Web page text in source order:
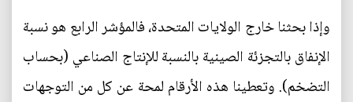
وإذا بحثنا خارج الولايات المتحدة، فالمؤشر الرابع هو نسبة
الإنفاق بالتجزئة الصينية بالنسبة للإنتاج الصناعي (بحساب
التضخم). وتعطينا هذه الأرقام لمحة عن كل من التوجهات